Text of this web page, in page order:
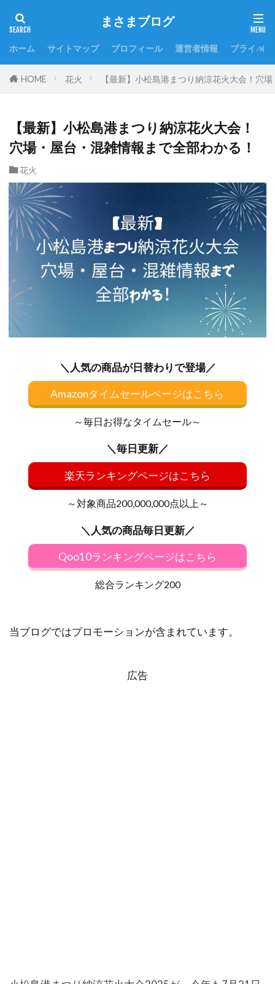
まさまブログ
ホーム サイトマップ プロフィール 運営者情報 プライバ
HOME 花火 【最新】小松島港まつり納涼花火大会！穴
【最新】小松島港まつり納涼花火大会！
穴場・屋台・混雑情報まで全部わかる！
花火
＼人気の商品が日替わりで登場／
Amazonタイムセールページはこちら
～毎日お得なタイムセール～
＼毎日更新／
楽天ランキングページはこちら
～対象商品200,000,000点以上～
＼人気の商品毎日更新／
Qoo10ランキングページはこちら
総合ランキング200
当ブログではプロモーションが含まれています。
広告